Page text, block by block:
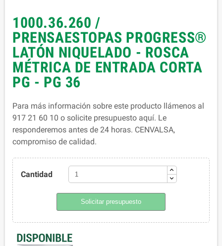
1000.36.260 /
PRENSAESTOPAS PROGRESS®
LATÓN NIQUELADO - ROSCA
MÉTRICA DE ENTRADA CORTA
PG - PG 36
Para más información sobre este producto llámenos al
917 21 60 10 o solicite presupuesto aquí. Le
responderemos antes de 24 horas. CENVALSA,
compromiso de calidad.
Cantidad
Solicitar presupuesto